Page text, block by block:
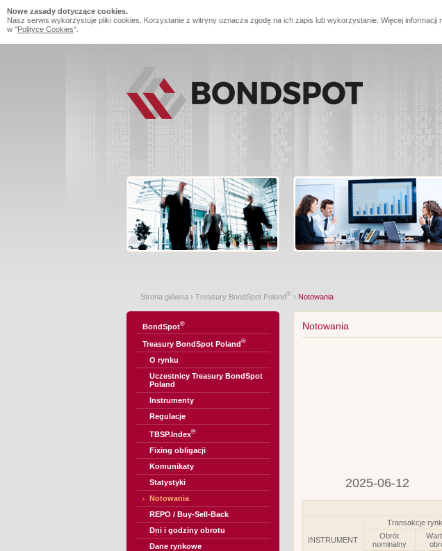
Nowe zasady dotyczące cookies.
Nasz serwis wykorzystuje pliki cookies. Korzystanie z witryny oznacza zgodę na ich zapis lub wykorzystanie. Więcej informacji
w "Polityce Cookies".
Strona główna › Treasury BondSpot Poland® › Notowania
BondSpot®
Treasury BondSpot Poland®
O rynku
Uczestnicy Treasury BondSpot
Poland
Instrumenty
Regulacje
TBSP.Index®
Fixing obligacji
Komunikaty
Statystyki
Notowania
REPO / Buy-Sell-Back
Dni i godziny obrotu
Dane rynkowe
Notowania
2025-06-12
INSTRUMENT
Transakcje
Obrót
nominalny